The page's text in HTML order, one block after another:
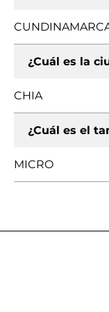
¿Cuál es la
CHIA
¿Cuál es el
MICRO